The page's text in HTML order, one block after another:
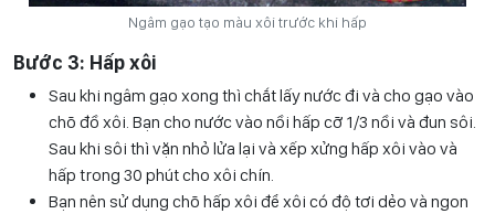
Ngâm gạo tạo màu xôi trước khi hấp
Bước 3: Hấp xôi
Sau khi ngâm gạo xong thì chắt lấy nước đi và cho gạo vào
chõ đồ xôi. Bạn cho nước vào nồi hấp cỡ 1/3 nồi và đun sôi.
Sau khi sôi thì vặn nhỏ lửa lại và xếp xửng hấp xôi vào và
hấp trong 30 phút cho xôi chín.
Bạn nên sử dụng chõ hấp xôi để xôi có độ tơi dẻo và ngon